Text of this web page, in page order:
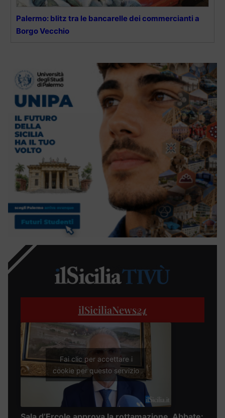
Palermo: blitz tra le bancarelle dei commercianti a
Borgo Vecchio
ilSiciliaNews24
Fai clic per accettare i
cookie per questo servizio